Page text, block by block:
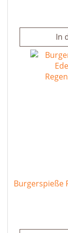
In
Burgerspieße